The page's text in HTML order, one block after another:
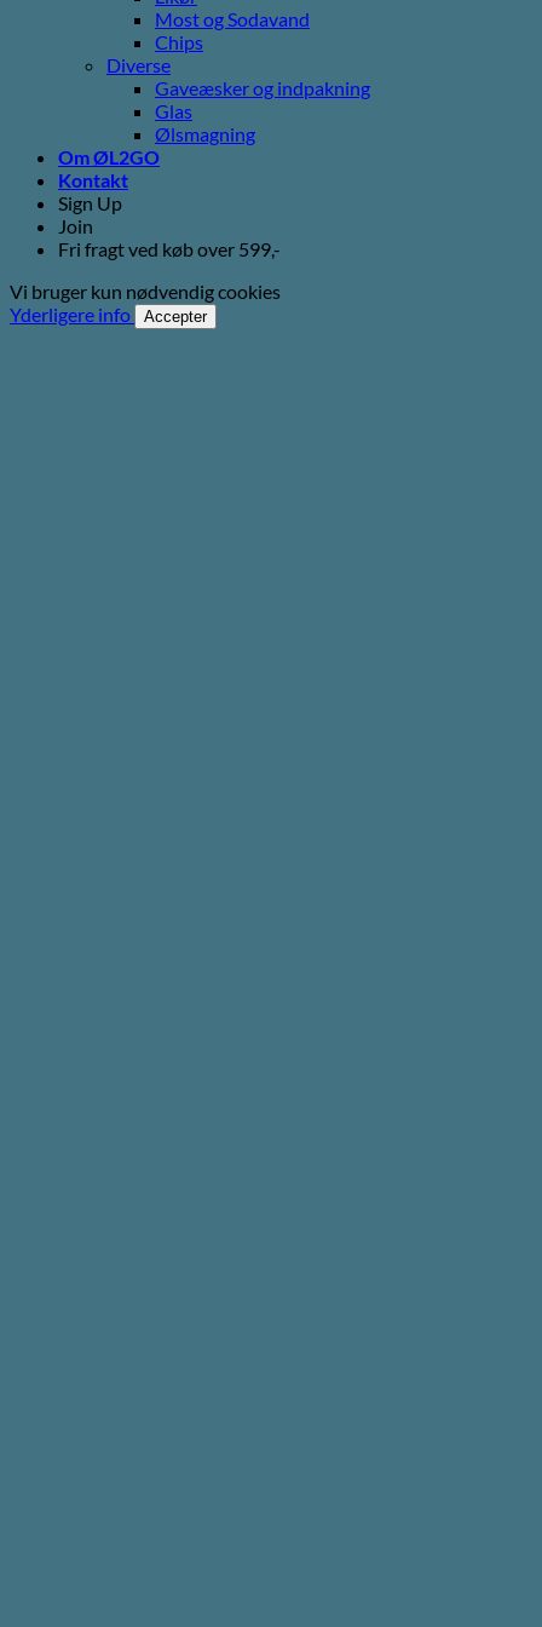
Most og Sodavand
Chips
Diverse
Gaveæsker og indpakning
Glas
Ølsmagning
Om ØL2GO
Kontakt
Sign Up
Join
Fri fragt ved køb over 599,-
Vi bruger kun nødvendig cookies
Yderligere info
Accepter